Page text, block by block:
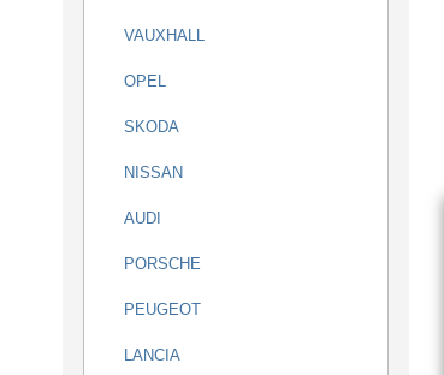
VAUXHALL
OPEL
SKODA
NISSAN
AUDI
PORSCHE
PEUGEOT
LANCIA